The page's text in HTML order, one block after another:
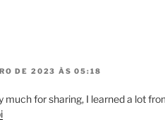
DE 2023 ÀS 05:18
much for sharing, I learned a lot